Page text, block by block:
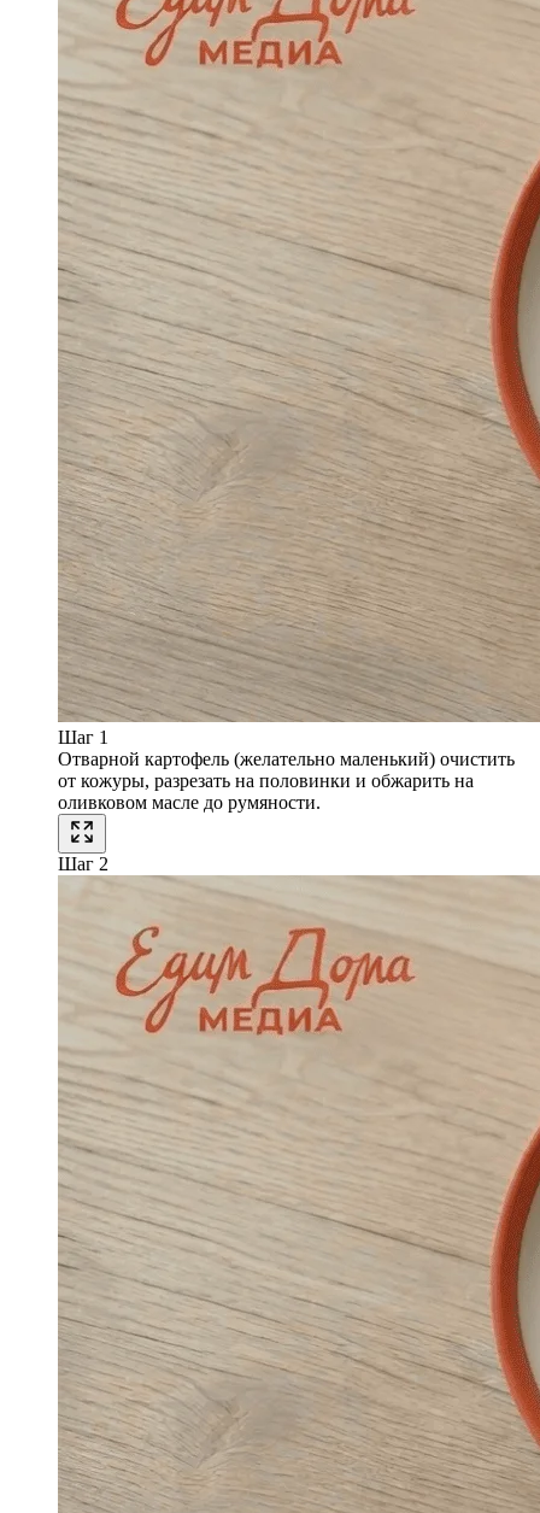
Шаг 1
Отварной картофель (желательно маленький) очистить
от кожуры, разрезать на половинки и обжарить на
оливковом масле до румяности.
Шаг 2